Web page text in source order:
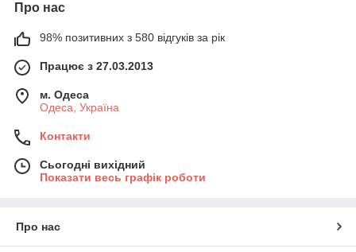
Про нас
98% позитивних з 580 відгуків за рік
Працює з 27.03.2013
м. Одеса
Одеса, Україна
Контакти
Сьогодні вихідний
Показати весь графік роботи
Про нас